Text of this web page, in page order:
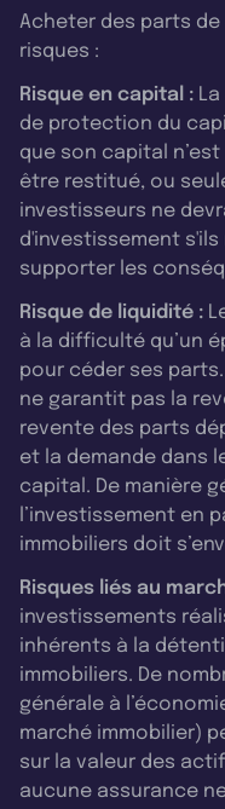
Acheter des parts de
risques :
Risque en capital :
de protection du
que son capital
être restitué, ou
investisseurs ne
d'investissement
supporter les
Risque de liquidité :
à la difficulté qu’un
pour céder ses parts.
ne garantit pas la
revente des parts
et la demande dans
capital. De manière
l’investissement en
immobiliers doit
Risques liés au
investissements
inhérents à la
immobiliers. De
générale à
marché immobilier)
sur la valeur des
aucune assurance